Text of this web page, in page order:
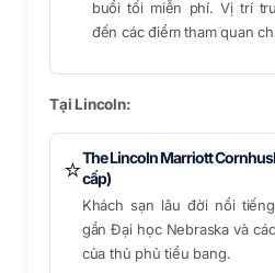
buổi tối miễn phí. Vị trí
đến các điểm tham quan
Tại Lincoln:
⭐The Lincoln Marriott
cấp)
Khách sạn lâu đời nổi
gần Đại học Nebraska và
của thủ phủ tiểu bang.